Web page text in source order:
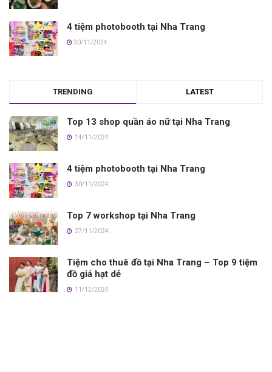
4 tiệm photobooth tại Nha Trang
30/11/2024
TRENDING LATEST
Top 13 shop quần áo nữ tại Nha Trang
14/11/2024
4 tiệm photobooth tại Nha Trang
30/11/2024
Top 7 workshop tại Nha Trang
27/11/2024
Tiệm cho thuê đồ tại Nha Trang – Top 9 tiệm
đồ giá hạt dẻ
11/12/2024